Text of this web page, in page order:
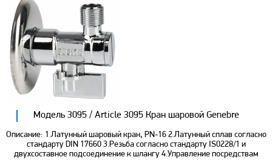
Модель 3095 / Article 3095 Кран шаровой Genebre
Описание: 1.Латунный шаровый кран, PN-16 2.Латунный сплав согласно
стандарту DIN 17660 3.Резьба согласно стандарту IS0228/1 и
двухсоставное подсоединение к шлангу 4.Управление посредствам